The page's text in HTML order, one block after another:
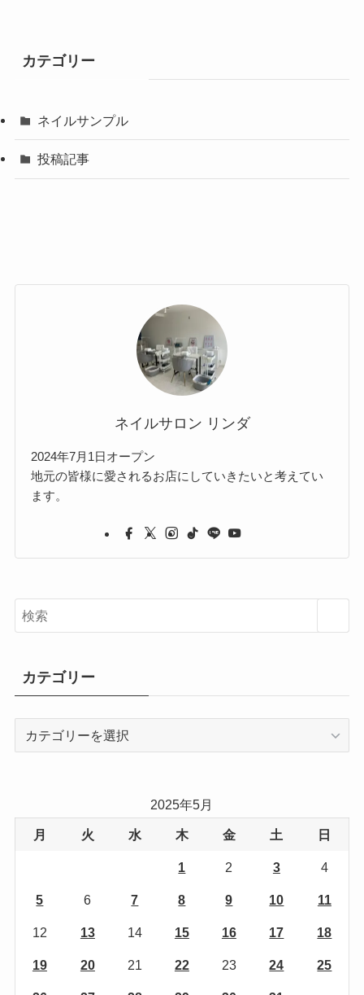
カテゴリー
ネイルサンプル
投稿記事
ネイルサロン リンダ
2024年7月1日オープン
地元の皆様に愛されるお店にしていきたいと考えてい
ます。
カテゴリー
2025年5月
月 火 水 木 金 土 日
1 2 3 4
5 6 7 8 9 10 11
12 13 14 15 16 17 18
19 20 21 22 23 24 25